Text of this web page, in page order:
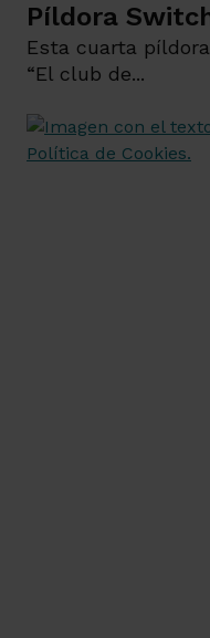
Píldora
Esta cuarta
“El club de...